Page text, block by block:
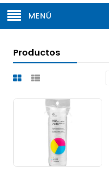
MENÚ
Productos